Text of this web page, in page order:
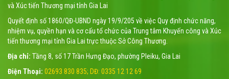
và Xúc tiến Thương mại tỉnh Gia Lai
Quyết định số 1860/QĐ-UBND ngày 19/9/205 về việc Quy định chức năng,
nhiệm vụ, quyền hạn và cơ cấu tổ chức của Trung tâm Khuyến công và Xúc
tiến thương mại tỉnh Gia Lai trực thuộc Sở Công Thương.
Địa chỉ: Tầng 8, số 17 Trần Hưng Đạo, phường Pleiku, Gia Lai
Điện Thoại: 02693 830 835; DĐ: 0335 12 12 69